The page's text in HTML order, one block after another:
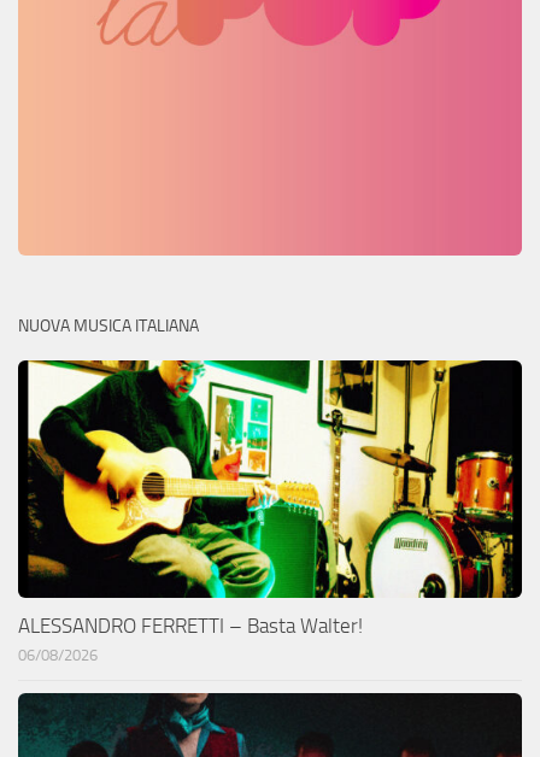
NUOVA MUSICA ITALIANA
ALESSANDRO FERRETTI – Basta Walter!
06/08/2026